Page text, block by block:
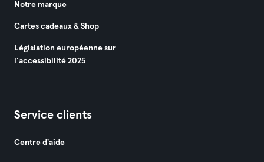
Notre marque
Cartes cadeaux & Shop
Législation européenne sur
l’accessibilité 2025
Service clients
Centre d'aide